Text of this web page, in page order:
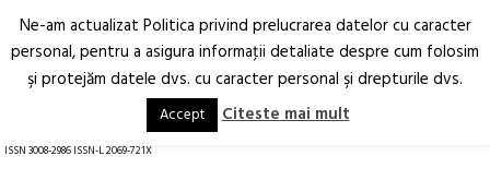
Arhitectură.
Oraș.
RO EN
ISSN 3008-2986 ISSN-L 2069-721X
Ne-am actualizat Politica privind prelucrarea datelor cu caracter
personal, pentru a asigura informaţii detaliate despre cum folosim
şi protejăm datele dvs. cu caracter personal şi drepturile dvs.
Accept Citeste mai mult